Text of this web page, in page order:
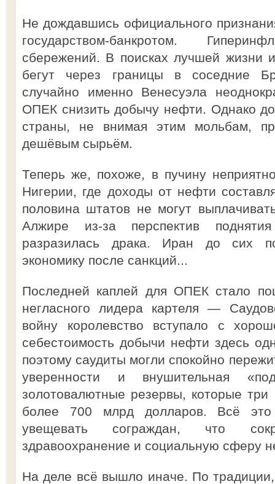
Не дождавшись официального
государством-банкротом.
сбережений. В поисках лучшей жизни
бегут через границы в соседние
случайно именно Венесуэла
ОПЕК снизить добычу нефти. Однако
страны, не внимая этим мольбам,
дешёвым сырьём.
Теперь же, похоже, в пучину
Нигерии, где доходы от нефти
половина штатов не могут
Алжире из-за перспектив
разразилась драка. Иран до сих
экономику после санкций...
Последней каплей для ОПЕК стало
негласного лидера картеля —
войну королевство вступало с
себестоимость добычи нефти здесь
поэтому саудиты могли спокойно
уверенности и внушительная
золотовалютные резервы, которые три
более 700 млрд долларов. Всё это
увещевать сограждан, что
здравоохранение и социальную сферу
На деле всё вышло иначе. По